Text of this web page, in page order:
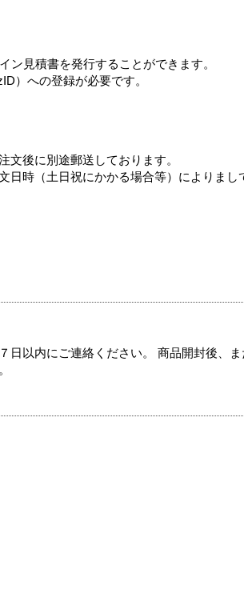
ン見積書を発行することができます。
）への登録が必要です。
文後に別途郵送しております。
日時（土日祝にかかる場合等）によりまし
日以内にご連絡ください。 商品開封後、